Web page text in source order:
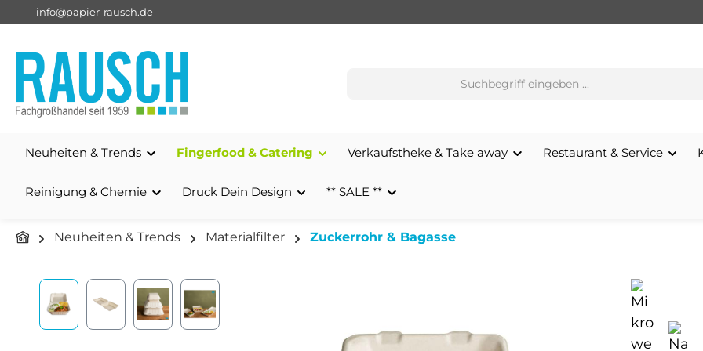
Zur Hauptnavigation springen
info@papier-rausch.de
Neuheiten & Trends Fingerfood & Catering Verkaufstheke & Take away Restaurant & Service
Reinigung & Chemie Druck Dein Design ** SALE **
Neuheiten & Trends Materialfilter Zuckerrohr & Bagasse
Bildergalerie überspringen